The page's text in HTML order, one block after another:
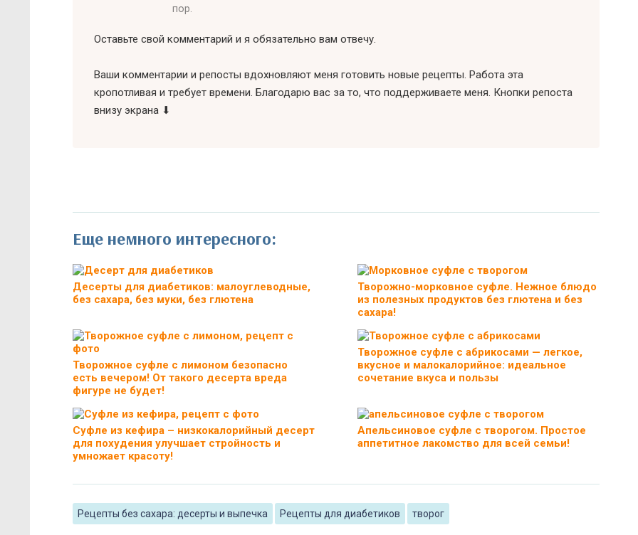
пор.
Оставьте свой комментарий и я обязательно вам отвечу.
Ваши комментарии и репосты вдохновляют меня готовить новые рецепты. Работа эта
кропотливая и требует времени. Благодарю вас за то, что поддерживаете меня. Кнопки репоста
внизу экрана ⬇
Еще немного интересного:
Десерты для диабетиков: малоуглеводные,
без сахара, без муки, без глютена
Творожно-морковное суфле. Нежное блюдо
из полезных продуктов без глютена и без
сахара!
Творожное суфле с лимоном безопасно
есть вечером! От такого десерта вреда
фигуре не будет!
Творожное суфле с абрикосами — легкое,
вкусное и малокалорийное: идеальное
сочетание вкуса и пользы
Суфле из кефира – низкокалорийный десерт
для похудения улучшает стройность и
умножает красоту!
Апельсиновое суфле с творогом. Простое
аппетитное лакомство для всей семьи!
Рецепты без сахара: десерты и выпечка Рецепты для диабетиков творог